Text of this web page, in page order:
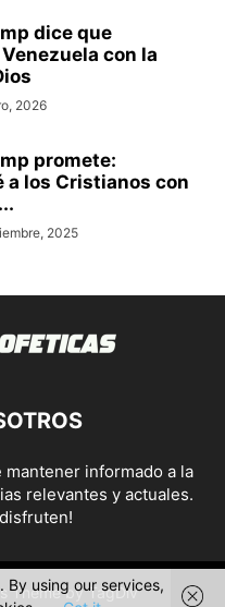
dice que
con la
2026
promete:
a los Cristianos con
2025
informado a la
relevantes y actuales.
Theme by TagDiv
By using our services,